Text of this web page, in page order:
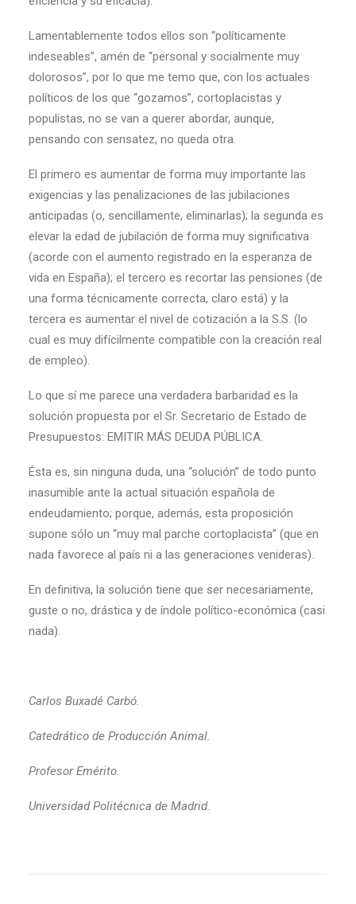
Lamentablemente todos ellos son “políticamente
indeseables”, amén de “personal y socialmente muy
dolorosos”, por lo que me temo que, con los actuales
políticos de los que “gozamos”, cortoplacistas y
populistas, no se van a querer abordar, aunque,
pensando con sensatez, no queda otra.
El primero es aumentar de forma muy importante las
exigencias y las penalizaciones de las jubilaciones
anticipadas (o, sencillamente, eliminarlas); la segunda es
elevar la edad de jubilación de forma muy significativa
(acorde con el aumento registrado en la esperanza de
vida en España); el tercero es recortar las pensiones (de
una forma técnicamente correcta, claro está) y la
tercera es aumentar el nivel de cotización a la S.S. (lo
cual es muy difícilmente compatible con la creación real
de empleo).
Lo que sí me parece una verdadera barbaridad es la
solución propuesta por el Sr. Secretario de Estado de
Presupuestos: EMITIR MÁS DEUDA PÚBLICA.
Ésta es, sin ninguna duda, una “solución” de todo punto
inasumible ante la actual situación española de
endeudamiento; porque, además, esta proposición
supone sólo un “muy mal parche cortoplacista” (que en
nada favorece al país ni a las generaciones venideras).
En definitiva, la solución tiene que ser necesariamente,
guste o no, drástica y de índole político-económica (casi
nada).
Carlos Buxadé Carbó.
Catedrático de Producción Animal.
Profesor Emérito.
Universidad Politécnica de Madrid.